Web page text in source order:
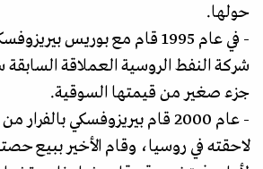
حولها.
- في عام 1995 قام مع بوريس
شركة النفط الروسية العملاقة
جزء صغير من قيمتها السوقية.
- عام 2000 قام بيريزوفسكي
لاحقته في روسيا، وقام الأخير ببيع